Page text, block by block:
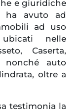
e giuridiche
ha avuto ad
ad uso
nelle
Caserta,
nonché auto
oltre a
testimonia la